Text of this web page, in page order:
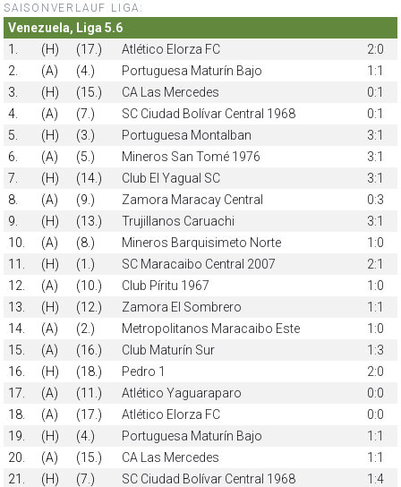
SAISONVERLAUF LIGA:
Venezuela, Liga 5.6
1.
(H) (17.) Atlético Elorza FC
2:0
2.
(A) (4.) Portuguesa Maturín Bajo
1:1
3.
(H) (15.) CA Las Mercedes
0:1
4.
(A) (7.) SC Ciudad Bolívar Central 1968
0:1
5.
(H) (3.) Portuguesa Montalban
3:1
6.
(A) (5.) Mineros San Tomé 1976
3:1
7.
(H) (14.) Club El Yagual SC
3:1
8.
(A) (9.) Zamora Maracay Central
0:3
9.
(H) (13.) Trujillanos Caruachi
3:1
10.
(A) (8.) Mineros Barquisimeto Norte
1:0
11.
(H) (1.) SC Maracaibo Central 2007
2:1
12.
(A) (10.) Club Píritu 1967
1:0
13.
(H) (12.) Zamora El Sombrero
1:1
14.
(A) (2.) Metropolitanos Maracaibo Este
1:0
15.
(A) (16.) Club Maturín Sur
1:3
16.
(H) (18.) Pedro 1
2:0
17.
(A) (11.) Atlético Yaguaraparo
0:0
18.
(A) (17.) Atlético Elorza FC
0:0
19.
(H) (4.) Portuguesa Maturín Bajo
1:1
20.
(A) (15.) CA Las Mercedes
1:1
21.
(H) (7.) SC Ciudad Bolívar Central 1968
1:4